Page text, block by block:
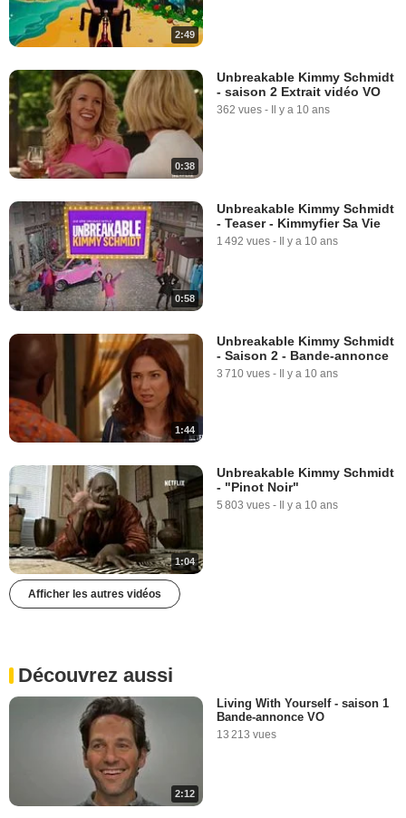
2:49
0:38
Unbreakable Kimmy Schmidt
- saison 2 Extrait vidéo VO
362 vues - Il y a 10 ans
0:58
Unbreakable Kimmy Schmidt
- Teaser - Kimmyfier Sa Vie
1 492 vues - Il y a 10 ans
1:44
Unbreakable Kimmy Schmidt
- Saison 2 - Bande-annonce
3 710 vues - Il y a 10 ans
1:04
Unbreakable Kimmy Schmidt
- "Pinot Noir"
5 803 vues - Il y a 10 ans
Afficher les autres vidéos
Découvrez aussi
2:12
Living With Yourself - saison 1
Bande-annonce VO
13 213 vues